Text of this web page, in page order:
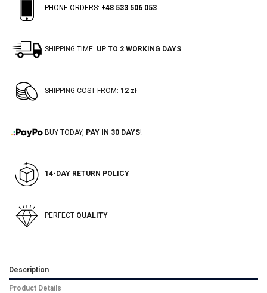
PHONE ORDERS: +48 533 506 053
SHIPPING TIME: UP TO 2 WORKING DAYS
SHIPPING COST FROM: 12 zł
BUY TODAY, PAY IN 30 DAYS!
14-DAY RETURN POLICY
PERFECT QUALITY
Description
Product Details